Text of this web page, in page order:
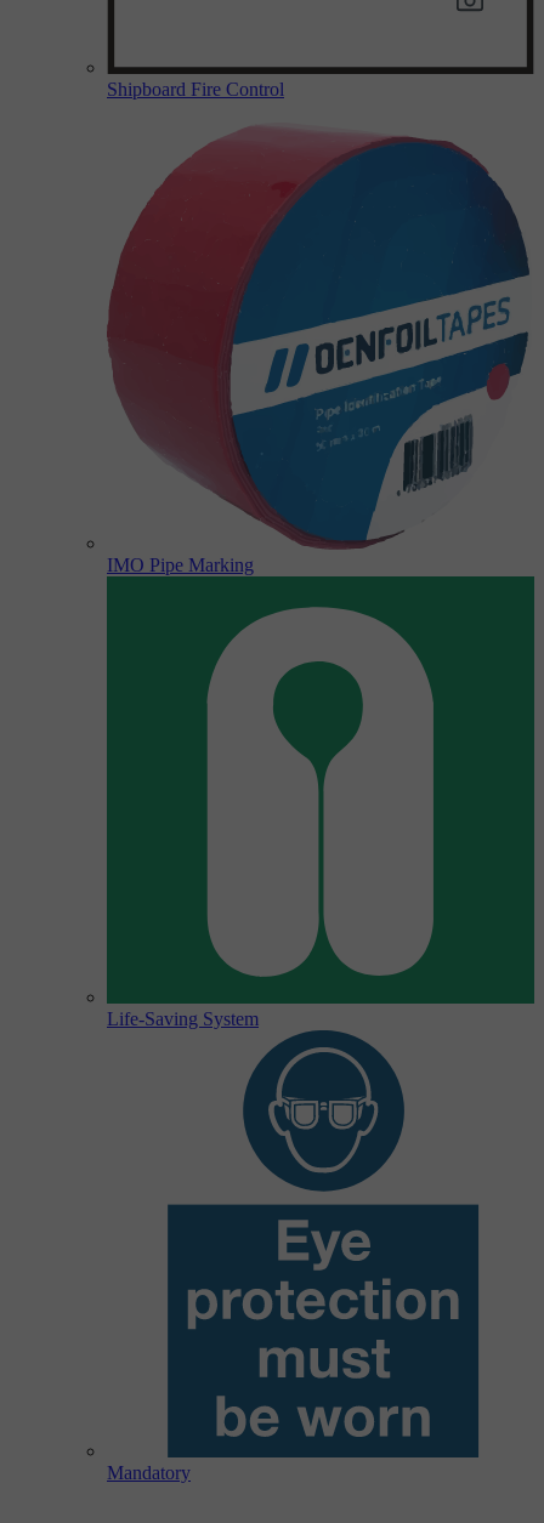
Shipboard Fire Control
IMO Pipe Marking
Life-Saving System
Mandatory